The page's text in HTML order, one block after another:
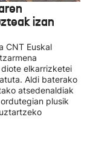
izan
CNT Euskal
elkarrizketei
Aldi baterako
atsedenaldiak
plusik